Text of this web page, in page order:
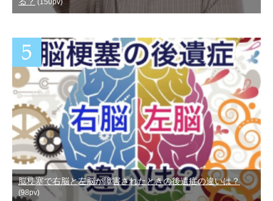
(150pv)
脳梗塞で右脳と左脳が障害されたときの後遺症の違いは？
(98pv)